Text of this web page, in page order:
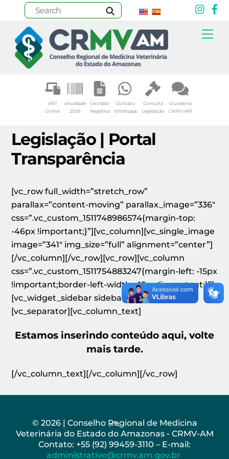
content
ART
Online
Anuidade
2026
Certidão
Negativa
Contato
Whatsapp
Consulta
Legislação
Ouvidoria
CRMV-AM
Legislação | Portal
Transparência
[vc_row full_width=”stretch_row”
parallax=”content-moving” parallax_image=”336″
css=”.vc_custom_1511748986574{margin-top:
-46px !important;}”][vc_column][vc_single_image
image=”341″ img_size=”full” alignment=”center”]
[/vc_column][/vc_row][vc_row][vc_column
css=”.vc_custom_1511754883247{margin-left: -15px
!important;border-left-width: -15px !important;}”]
[vc_widget_sidebar sidebar_id=”sidebar-1″]
[vc_separator][vc_column_text]
Estamos inserindo conteúdo aqui, volte
mais tarde.
[/vc_column_text][/vc_column][/vc_row]
Back
To
Top
© 2026 | Conselho Regional de Medicina
Veterinária do Estado do Amazonas - CRMV-AM
Contato: +55 (92) 99459-3110 – E-mail:
administrativo@crmv.am.gov.br